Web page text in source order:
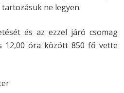
ne legyen.
és az ezzel járó csomag
12,00 óra között 850 fő vette